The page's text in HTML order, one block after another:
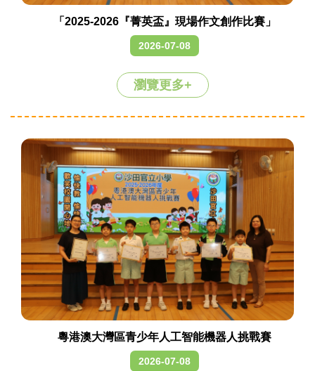
「2025-2026『菁英盃』現場作文創作比賽」
2026-07-08
瀏覽更多+
粵港澳大灣區青少年人工智能機器人挑戰賽
2026-07-08